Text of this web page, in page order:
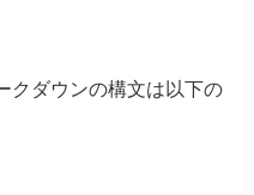
クダウンの構文は以下の